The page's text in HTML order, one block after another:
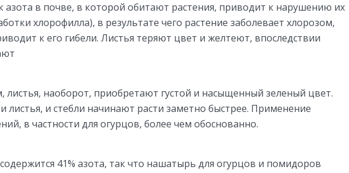
азота в почве, в которой обитают растения, приводит к нарушению их
хлорофилла), в результате чего растение заболевает хлорозом,
к его гибели. Листья теряют цвет и желтеют, впоследствии
листья, наоборот, приобретают густой и насыщенный зеленый цвет.
листья, и стебли начинают расти заметно быстрее. Применение
в частности для огурцов, более чем обоснованно.
41% азота, так что нашатырь для огурцов и помидоров